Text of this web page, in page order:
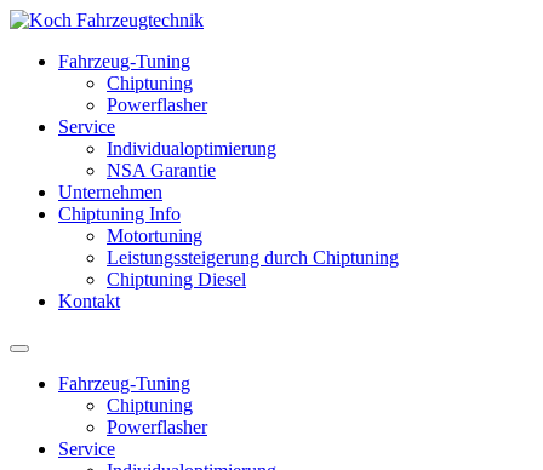
Fahrzeug-Tuning
Chiptuning
Powerflasher
Service
Individualoptimierung
NSA Garantie
Unternehmen
Chiptuning Info
Motortuning
Leistungssteigerung durch Chiptuning
Chiptuning Diesel
Kontakt
Fahrzeug-Tuning
Chiptuning
Powerflasher
Service